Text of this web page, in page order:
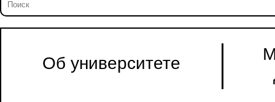
Об университете